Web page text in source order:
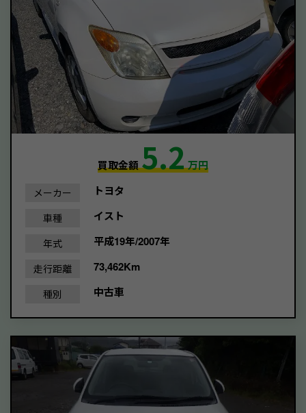
買取金額5.2万円
メーカー トヨタ
車種 イスト
年式 平成19年/2007年
走行距離 73,462Km
種別 中古車